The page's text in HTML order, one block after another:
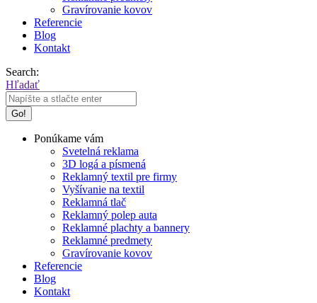
Gravírovanie kovov
Referencie
Blog
Kontakt
Search:
Hľadať
Ponúkame vám
Svetelná reklama
3D logá a písmená
Reklamný textil pre firmy
Vyšívanie na textil
Reklamná tlač
Reklamný polep auta
Reklamné plachty a bannery
Reklamné predmety
Gravírovanie kovov
Referencie
Blog
Kontakt